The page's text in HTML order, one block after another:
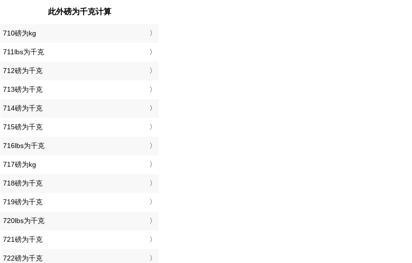
此外磅为千克计算
710磅为kg
711lbs为千克
712磅为千克
713磅为千克
714磅为千克
715磅为千克
716lbs为千克
717磅为kg
718磅为千克
719磅为千克
720lbs为千克
721磅为千克
722磅为千克